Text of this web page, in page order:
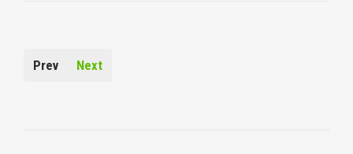
Prev Next